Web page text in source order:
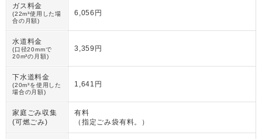
ガス料金
(22m³使用した場
合の月額)
6,056円
水道料金
(口径20mmで
20m³の月額)
3,359円
下水道料金
(20m³を使用した
場合の月額)
1,641円
家庭ごみ収集
(可燃ごみ)
有料
（ 指定ごみ袋有料。 ）